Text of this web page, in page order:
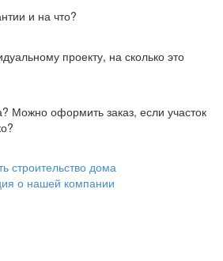
и на что?
проекту, на сколько это
Можно оформить заказ, если участок
строительство дома
о нашей компании